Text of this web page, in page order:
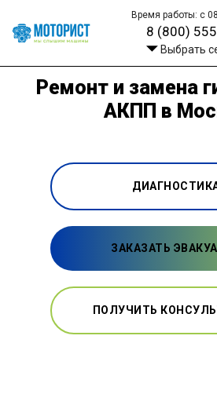
Время работы: с
8 (800)
Выбрать
Ремонт и замена
АКПП в
ЗАКАЗАТЬ
ПОЛУЧИТЬ